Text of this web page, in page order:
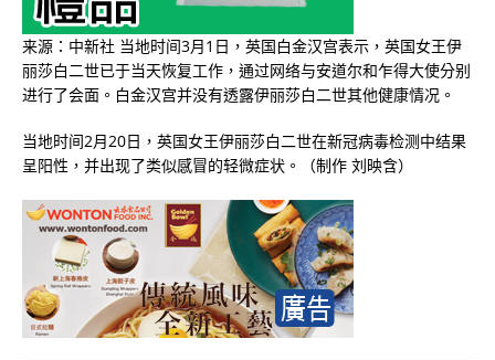
来源：中新社 当地时间3月1日，英国白金汉宫表示，英国女王伊
丽莎白二世已于当天恢复工作，通过网络与安道尔和乍得大使分别
进行了会面。白金汉宫并没有透露伊丽莎白二世其他健康情况。
当地时间2月20日，英国女王伊丽莎白二世在新冠病毒检测中结果
呈阳性，并出现了类似感冒的轻微症状。（制作 刘映含）